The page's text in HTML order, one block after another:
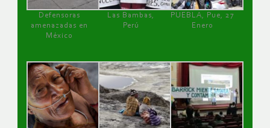
Defensoras
amenazadas en
México
Las Bambas,
Perú
PUEBLA, Pue, 27
Enero